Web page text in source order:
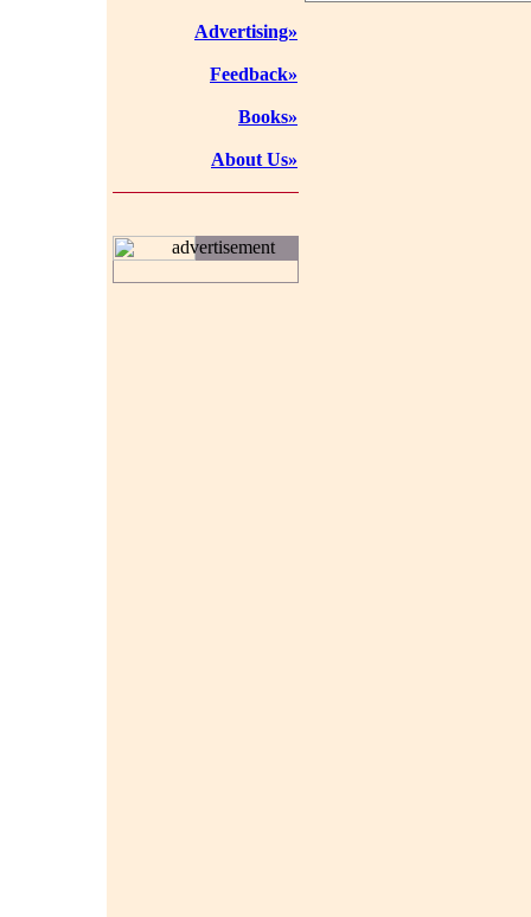
Advertising»
Feedback»
Books»
About Us»
advertisement